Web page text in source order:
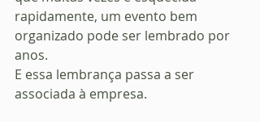
rapidamente, um evento bem
organizado pode ser lembrado por
anos.
E essa lembrança passa a ser
associada à empresa.